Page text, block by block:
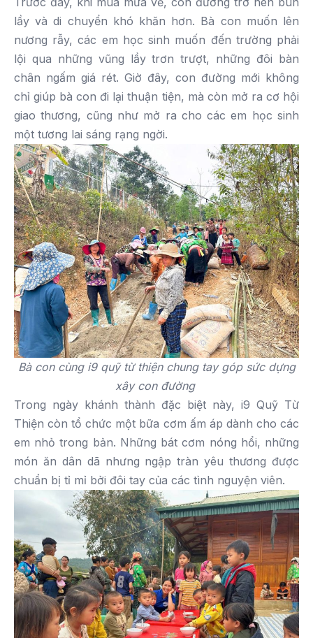
lầy và di chuyển khó khăn hơn. Bà con muốn lên
nương rẫy, các em học sinh muốn đến trường phải
lội qua những vũng lầy trơn trượt, những đôi bàn
chân ngấm giá rét. Giờ đây, con đường mới không
chỉ giúp bà con đi lại thuận tiện, mà còn mở ra cơ hội
giao thương, cũng như mở ra cho các em học sinh
một tương lai sáng rạng ngời.
Bà con cùng i9 quỹ từ thiện chung tay góp sức dựng
xây con đường
Trong ngày khánh thành đặc biệt này, i9 Quỹ Từ
Thiện còn tổ chức một bữa cơm ấm áp dành cho các
em nhỏ trong bản. Những bát cơm nóng hổi, những
món ăn dân dã nhưng ngập tràn yêu thương được
chuẩn bị tỉ mỉ bởi đôi tay của các tình nguyện viên.